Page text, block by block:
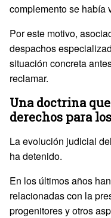
complemento se había
Por este motivo,
despachos
situación concreta
reclamar.
Una doctrina
derechos para
La evolución judicial del
ha detenido.
En los últimos años
relacionadas con la
progenitores y otros